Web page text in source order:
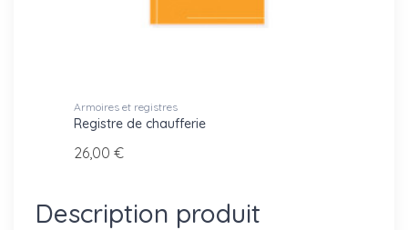
Description produit
Armoires et registres
Registre de chaufferie
26,00 €